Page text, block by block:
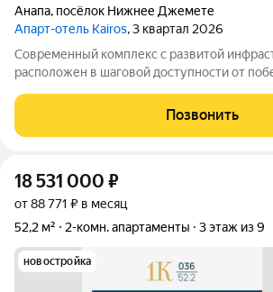
Анапа, посёлок Нижнее Джемете
Апарт-отель Kairos, 3 квартал 2026
Современный комплекс с развитой
расположен в шаговой доступности от
концепцией. Инфраструктура комплекса
Всесезонный подогреваемый бассейн с
Позвонить
18 531 000 ₽
от 88 771 ₽ в месяц
52,2 м²
2-комн. апартаменты 3 этаж из 9
новостройка